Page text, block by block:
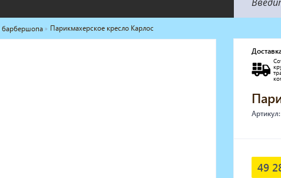
Солярии
Мебель в стиле Лофт
Доставка за один день
барбершопа Парикмахерское кресло Карлос
49